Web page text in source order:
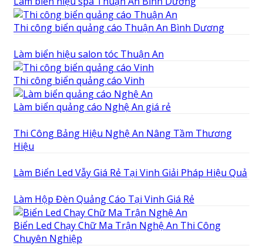
Thi công biển quảng cáo Thuận An Bình Dương
Làm biển hiệu salon tóc Thuận An
Thi công biển quảng cáo Vinh
Làm biển quảng cáo Nghệ An giá rẻ
Thi Công Bảng Hiệu Nghệ An Nâng Tầm Thương
Hiệu
Làm Biển Led Vẫy Giá Rẻ Tại Vinh Giải Pháp Hiệu Quả
Làm Hộp Đèn Quảng Cáo Tại Vinh Giá Rẻ
Biển Led Chạy Chữ Ma Trận Nghệ An Thi Công
Chuyên Nghiệp